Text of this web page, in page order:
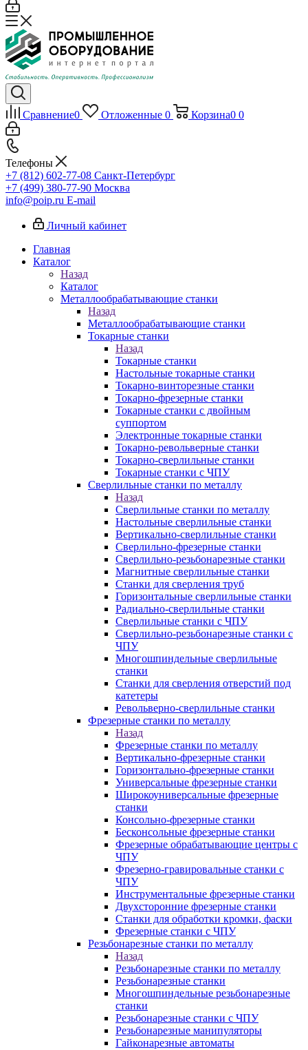
Сравнение0 Отложенные 0 Корзина0 0
Телефоны
+7 (812) 602-77-08 Санкт-Петербург
+7 (499) 380-77-90 Москва
info@poip.ru E-mail
Личный кабинет
Главная
Каталог
Назад
Каталог
Металлообрабатывающие станки
Назад
Металлообрабатывающие станки
Токарные станки
Назад
Токарные станки
Настольные токарные станки
Токарно-винторезные станки
Токарно-фрезерные станки
Токарные станки с двойным
суппортом
Электронные токарные станки
Токарно-револьверные станки
Токарно-сверлильные станки
Токарные станки с ЧПУ
Сверлильные станки по металлу
Назад
Сверлильные станки по металлу
Настольные сверлильные станки
Вертикально-сверлильные станки
Сверлильно-фрезерные станки
Сверлильно-резьбонарезные станки
Магнитные сверлильные станки
Станки для сверления труб
Горизонтальные сверлильные станки
Радиально-сверлильные станки
Сверлильные станки с ЧПУ
Сверлильно-резьбонарезные станки с
ЧПУ
Многошпиндельные сверлильные
станки
Станки для сверления отверстий под
катетеры
Револьверно-сверлильные станки
Фрезерные станки по металлу
Назад
Фрезерные станки по металлу
Вертикально-фрезерные станки
Горизонтально-фрезерные станки
Универсальные фрезерные станки
Широкоуниверсальные фрезерные
станки
Консольно-фрезерные станки
Бесконсольные фрезерные станки
Фрезерные обрабатывающие центры с
ЧПУ
Фрезерно-гравировальные станки с
ЧПУ
Инструментальные фрезерные станки
Двухсторонние фрезерные станки
Станки для обработки кромки, фаски
Фрезерные станки с ЧПУ
Резьбонарезные станки по металлу
Назад
Резьбонарезные станки по металлу
Резьбонарезные станки
Многошпиндельные резьбонарезные
станки
Резьбонарезные станки с ЧПУ
Резьбонарезные манипуляторы
Гайконарезные автоматы